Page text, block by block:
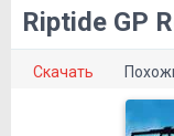
Riptide GP
Скачать